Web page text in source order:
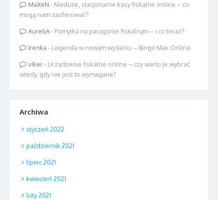
MaXeN - Nieduże, stacjonarne kasy fiskalne online – co
mogą nam zaoferować?
AureliA- Pomyłka na paragonie fiskalnym – i co teraz?
Irenka - Legenda w nowym wydaniu – Bingo Max Online
viker- Urządzenie fiskalne online – czy warto je wybrać
wtedy, gdy nie jest to wymagane?
Archiwa
styczeń 2022
październik 2021
lipiec 2021
kwiecień 2021
luty 2021